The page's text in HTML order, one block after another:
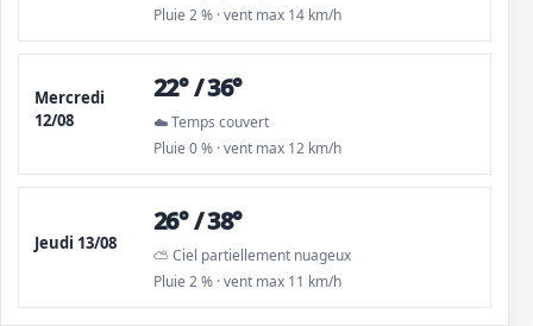
Pluie 2 % · vent max 14 km/h
Mercredi
12/08
22° / 36°
☁️ Temps couvert
Pluie 0 % · vent max 12 km/h
Jeudi 13/08
26° / 38°
⛅ Ciel partiellement nuageux
Pluie 2 % · vent max 11 km/h